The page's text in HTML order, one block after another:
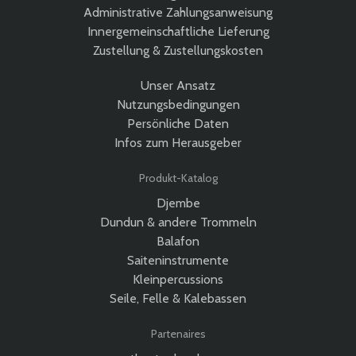
Administrative Zahlungsanweisung
Innergemeinschaftliche Lieferung
Zustellung & Zustellungskosten
Unser Ansatz
Nutzungsbedingungen
Persönliche Daten
Infos zum Herausgeber
Produkt-Katalog
Djembe
Dundun & andere Trommeln
Balafon
Saiteninstrumente
Kleinpercussions
Seile, Felle & Kalebassen
Partenaires